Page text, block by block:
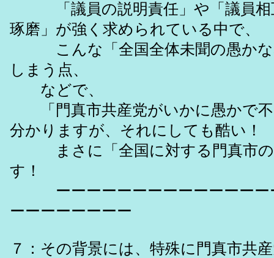
「議員の説明責任」や「議員相
琢磨」が強く求められている中で、
こんな「全国全体未聞の愚かな
しまう点、
などで、
「門真市共産党がいかに愚かで不
分かりますが、それにしても酷い！
まさに「全国に対する門真市の
す！
ーーーーーーーーーーーーーー
ーーーーーーーー
７：その背景には、特殊に門真市共